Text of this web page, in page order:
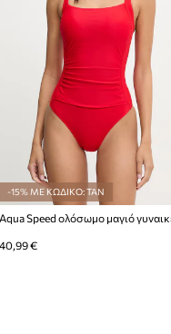
-15% ΜΕ ΚΩΔΙΚΟ: TAN
Aqua Speed ολόσωμο μαγιό
40,99 €